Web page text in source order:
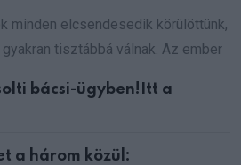
minden elcsendesedik körülöttünk,
tisztábbá válnak. Az ember
bácsi-ügyben!Itt a
a három közül: